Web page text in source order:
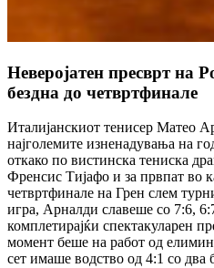
Неверојатен пресврт на
бездна до четвртфинале
Италијанскиот тенисер Матео
најголемите изненадувања на
откако по вистинска тениска
Френсис Тијафо и за првпат во
четвртфинале на Грен слем
игра, Арналди славеше со 7:6,
комплетирајќи спектакуларен
момент беше на работ од
сет имаше водство од 4:1 со два